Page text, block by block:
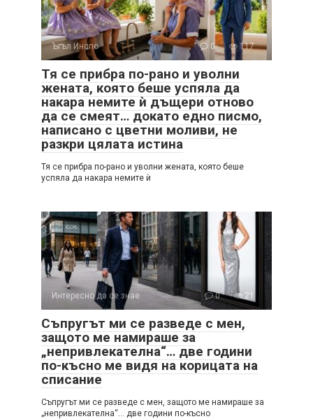
Ъгъл Инспо 0 117
Тя се прибра по-рано и уволни
жената, която беше успяла да
накара немите ѝ дъщери отново
да се смеят… докато едно писмо,
написано с цветни моливи, не
разкри цялата истина
Тя се прибра по-рано и уволни жената, която беше
успяла да накара немите ѝ
Интересно да се знае 0 21
Съпругът ми се разведе с мен,
защото ме намираше за
„непривлекателна“… две години
по-късно ме видя на корицата на
списание
Съпругът ми се разведе с мен, защото ме намираше за
„непривлекателна“… две години по-късно